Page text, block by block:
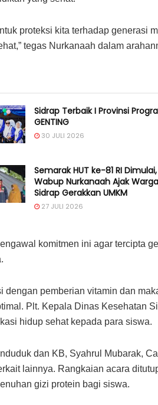
proteksi kita terhadap generasi
tegas Nurkanaah dalam
Sidrap Terbaik I Provinsi
GENTING
30 JULI 2026
Semarak HUT ke-81 RI Dimulai,
Wabup Nurkanaah Ajak Warga
Sidrap Gerakkan UMKM
27 JULI 2026
komitmen ini agar tercipta
pemberian vitamin dan
Plt. Kepala Dinas Kesehatan
hidup sehat kepada para siswa.
dan KB, Syahrul Mubarak,
lainnya. Rangkaian acara
gizi protein bagi siswa.